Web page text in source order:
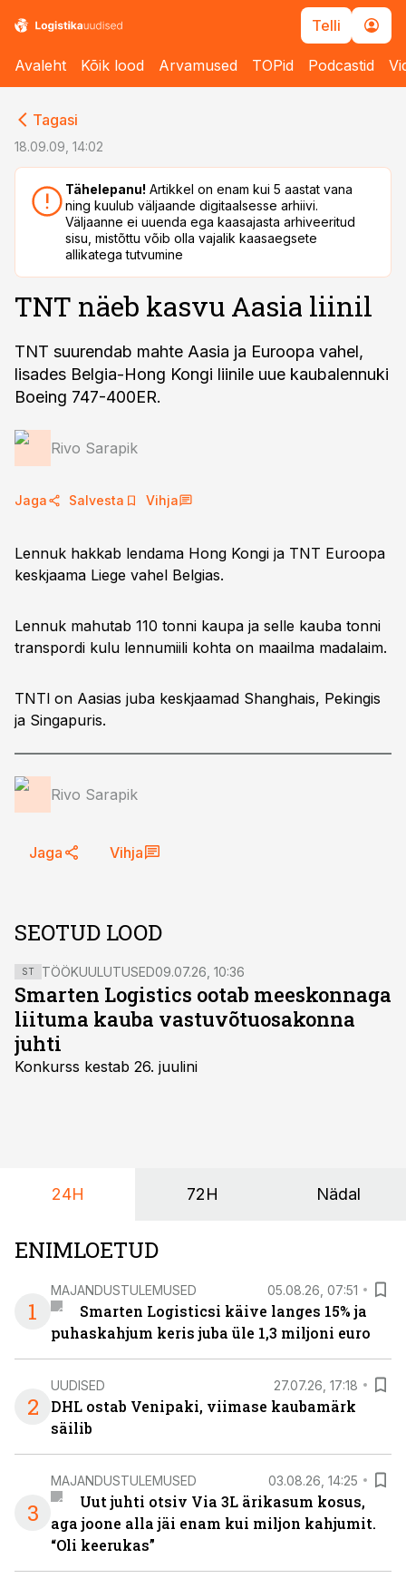
Telli
Avaleht Kõik lood Arvamused TOPid Podcastid
Tagasi
18.09.09, 14:02
Tähelepanu! Artikkel on enam kui 5 aastat vana
ning kuulub väljaande digitaalsesse arhiivi.
Väljaanne ei uuenda ega kaasajasta arhiveeritud
sisu, mistõttu võib olla vajalik kaasaegsete
allikatega tutvumine
TNT näeb kasvu Aasia liinil
TNT suurendab mahte Aasia ja Euroopa vahel,
lisades Belgia-Hong Kongi liinile uue kaubalennuki
Boeing 747-400ER.
Rivo Sarapik
Jaga Salvesta Vihja
Lennuk hakkab lendama Hong Kongi ja TNT Euroopa
keskjaama Liege vahel Belgias.
Lennuk mahutab 110 tonni kaupa ja selle kauba tonni
transpordi kulu lennumiili kohta on maailma madalaim.
TNTl on Aasias juba keskjaamad Shanghais, Pekingis
ja Singapuris.
Rivo Sarapik
Jaga Vihja
SEOTUD LOOD
ST TÖÖKUULUTUSED09.07.26, 10:36
Smarten Logistics ootab meeskonnaga
liituma kauba vastuvõtuosakonna
juhti
Konkurss kestab 26. juulini
24H 72H Nädal
ENIMLOETUD
1
MAJANDUSTULEMUSED 05.08.26, 07:51
Smarten Logisticsi käive langes 15% ja
puhaskahjum keris juba üle 1,3 miljoni euro
2
UUDISED 27.07.26, 17:18
DHL ostab Venipaki, viimase kaubamärk
säilib
3
MAJANDUSTULEMUSED 03.08.26, 14:25
Uut juhti otsiv Via 3L ärikasum kosus,
aga joone alla jäi enam kui miljon kahjumit.
“Oli keerukas”